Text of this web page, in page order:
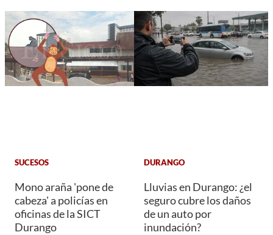
SUCESOS
Mono araña 'pone de
cabeza' a policías en
oficinas de la SICT
Durango
DURANGO
Lluvias en Durango: ¿el
seguro cubre los daños
de un auto por
inundación?